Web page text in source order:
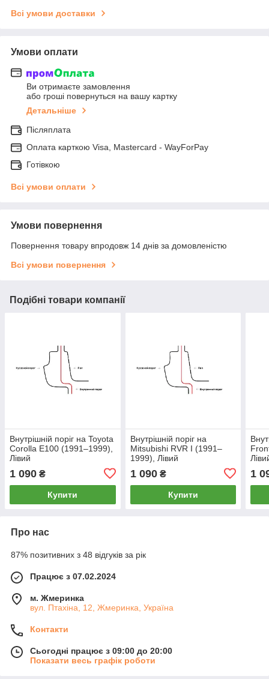
Всі умови доставки
Умови оплати
Ви отримаєте замовлення
або гроші повернуться на вашу картку
Детальніше
Післяплата
Оплата карткою Visa, Mastercard - WayForPay
Готівкою
Всі умови оплати
Умови повернення
Повернення товару впродовж 14 днів за домовленістю
Всі умови повернення
Подібні товари компанії
Внутрішній поріг на Toyota
Corolla E100 (1991–1999),
Лівий
1 090 ₴
Купити
Внутрішній поріг на
Mitsubishi RVR I (1991–
1999), Лівий
1 090₴
Купити
1
Про нас
87% позитивних з 48 відгуків за рік
Працює з 07.02.2024
м. Жмеринка
вул. Птахіна, 12, Жмеринка, Україна
Контакти
Сьогодні працює з 09:00 до 20:00
Показати весь графік роботи